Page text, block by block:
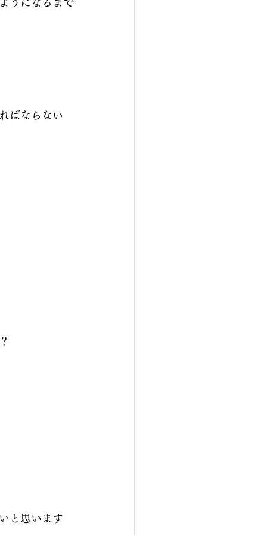
うになるまで
ばならない
と思います